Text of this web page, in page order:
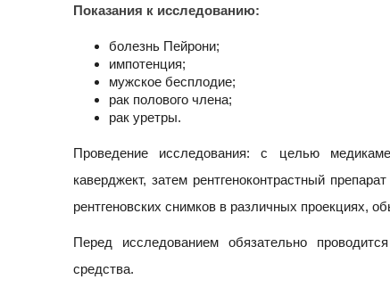
Показания к исследованию:
болезнь Пейрони;
импотенция;
мужское бесплодие;
рак полового члена;
рак уретры.
Проведение исследования: с целью
каверджект, затем рентгеноконтрастный
рентгеновских снимков в различных проекциях,
Перед исследованием обязательно
средства.